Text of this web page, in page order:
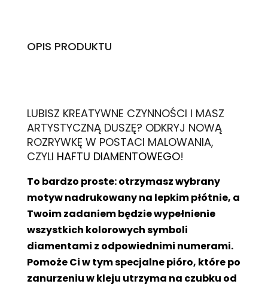
OPIS PRODUKTU
LUBISZ KREATYWNE CZYNNOŚCI I MASZ
ARTYSTYCZNĄ DUSZĘ? ODKRYJ NOWĄ
ROZRYWKĘ W POSTACI MALOWANIA,
CZYLI HAFTU DIAMENTOWEGO!
To bardzo proste: otrzymasz wybrany
motyw nadrukowany na lepkim płótnie, a
Twoim zadaniem będzie wypełnienie
wszystkich kolorowych symboli
diamentami z odpowiednimi numerami.
Pomoże Ci w tym specjalne pióro, które po
zanurzeniu w kleju utrzyma na czubku od